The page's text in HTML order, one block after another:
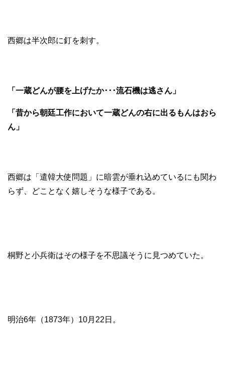
西郷は半次郎に釘を刺す。
「一蔵どんが腰を上げたか･･･流石機は逃さん」
「昔から朝廷工作において一蔵どんの右に出るもんはおら
ん」
西郷は「遣韓大使問題」に暗雲が垂れ込めているにも関わ
らず、どことなく嬉しそうな様子である。
桐野と小兵衛はその様子を不思議そうに見つめていた。
明治6年（1873年）10月22日。